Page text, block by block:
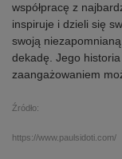
współpracę z
inspiruje i dzieli się
swoją
dekadę. Jego
zaangażowaniem
Źródło:
https://www.paulsidoti.com/